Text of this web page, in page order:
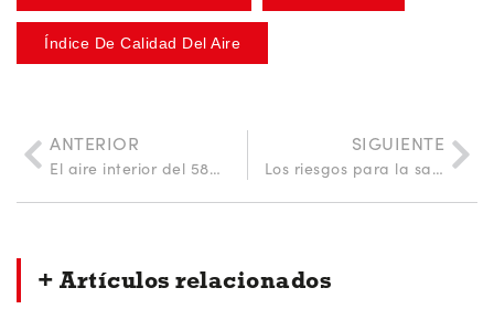
Índice De Calidad Del Aire
ANTERIOR
El aire interior del 58% de las viviendas españolas es poco saludable, según un estudio del CGATE
SIGUIENTE
Los riesgos para la salud de una mala ventilación
+ Artículos relacionados